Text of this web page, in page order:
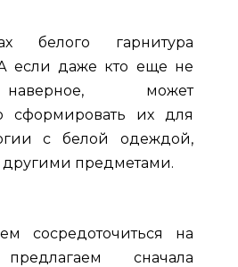
белого гарнитура
если даже кто еще не
может
сформировать их для
с белой одеждой,
предметами.
сосредоточиться на
предлагаем сначала